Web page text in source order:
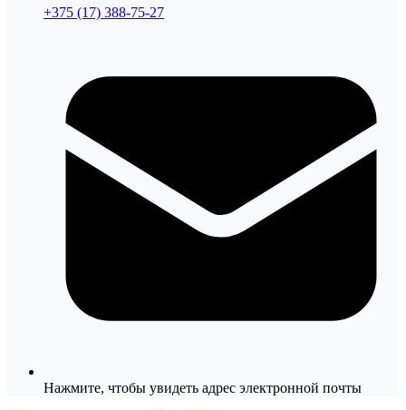
+375 (17) 388-75-27
Нажмите, чтобы увидеть адрес электронной почты